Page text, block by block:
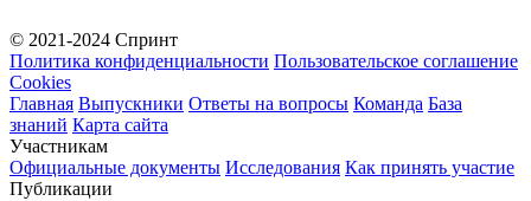
© 2021-2024 Спринт
Политика конфиденциальности Пользовательское соглашение
Cookies
Главная Выпускники Ответы на вопросы Команда База
знаний Карта сайта
Участникам
Официальные документы Исследования Как принять участие
Публикации